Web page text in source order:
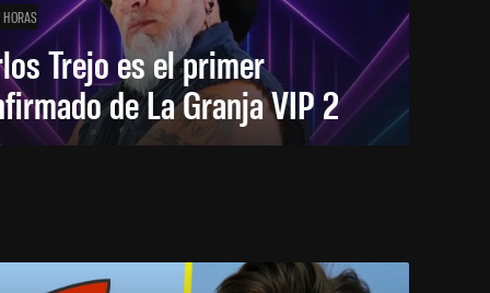
Trejo es el primer
de La Granja VIP 2